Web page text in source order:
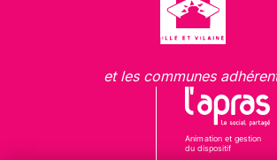
et les communes